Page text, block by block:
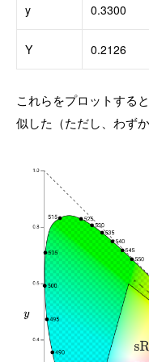
y 0.3300
Y 0.2126
これらをプロットする
似した（ただし、わず